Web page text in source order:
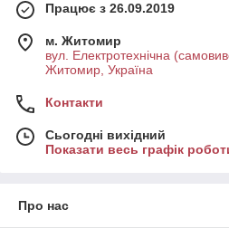
Працює з 26.09.2019
м. Житомир
вул. Електротехнічна
Житомир, Україна
Контакти
Сьогодні вихідний
Показати весь графік
Про нас